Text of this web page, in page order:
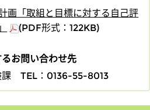
画「取組と目標に対する自己評
(PDF形式：122KB)
お問い合わせ先
TEL：0136-55-8013